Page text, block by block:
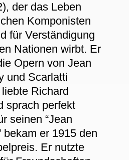
der das Leben
Komponisten
für Verständigung
Nationen wirbt. Er
Opern von Jean
und Scarlatti
Richard
sprach perfekt
seinen “Jean
bekam er 1915 den
Er nutzte